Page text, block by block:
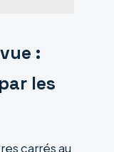
:
les
carrés au